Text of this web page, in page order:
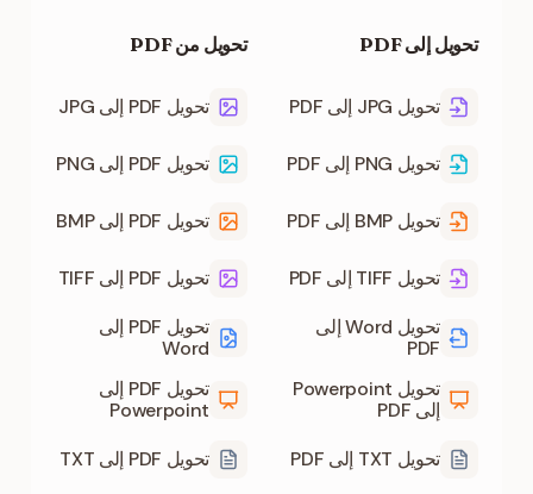
تحويل إلى PDF
تحويل JPG إلى PDF
تحويل PNG إلى PDF
تحويل BMP إلى PDF
تحويل TIFF إلى PDF
تحويل Word إلى
PDF
تحويل Powerpoint
إلى PDF
تحويل TXT إلى PDF
تحويل من PDF
تحويل PDF إلى JPG
تحويل PDF إلى PNG
تحويل PDF إلى BMP
تحويل PDF إلى TIFF
تحويل PDF إلى
Word
تحويل PDF إلى
Powerpoint
تحويل PDF إلى TXT